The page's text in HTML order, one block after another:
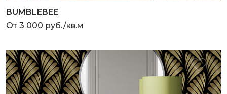
BUMBLEBEE
От 3 000 руб./кв.м